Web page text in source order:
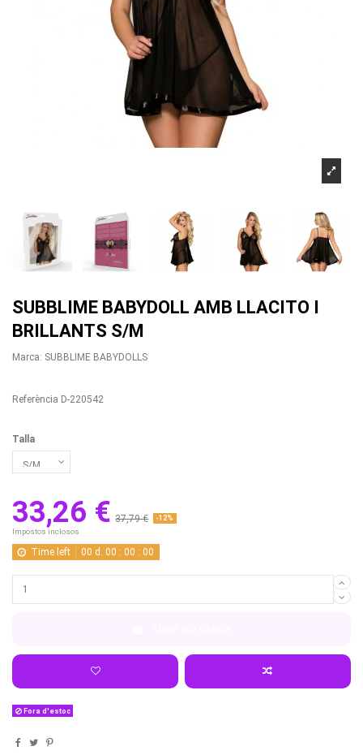
SUBBLIME BABYDOLL AMB LLACITO I
BRILLANTS S/M
Marca: SUBBLIME BABYDOLLS
Referència D-220542
Talla
33,26 € 37,79 € -12%
Impostos inclosos
Time left 00 d. 00 :00 :00
Fora d'estoc